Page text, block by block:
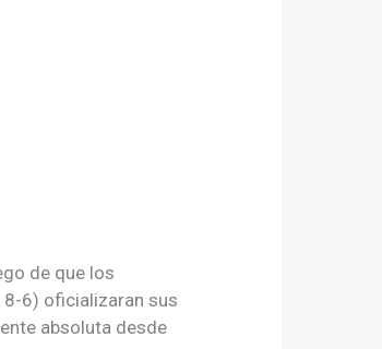
de que los
8-6) oficializaran sus
absoluta desde